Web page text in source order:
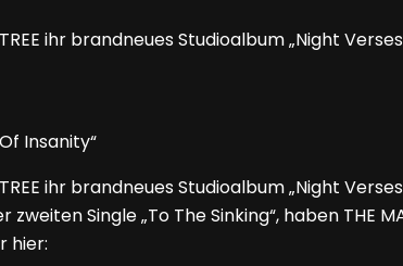
ihr brandneues Studioalbum „Night
ihr brandneues Studioalbum „Night
Single „To The Sinking“, haben THE
hier: